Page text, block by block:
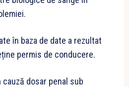
în baza de date a rezultat
permis de conducere.
dosar penal sub